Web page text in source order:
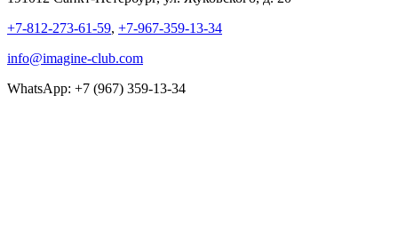
+7-812-273-61-59, +7-967-359-13-34
info@imagine-club.com
WhatsApp: +7 (967) 359-13-34